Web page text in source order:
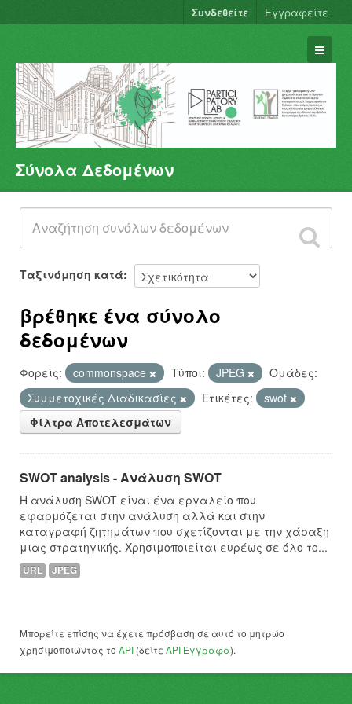
Συνδεθείτε Εγγραφείτε
Σύνολα Δεδομένων
Φορείς
Ομάδες
Σχετικά
Σύνολα Δεδομένων
Ταξινόμηση κατά
βρέθηκε ένα σύνολο
δεδομένων
Φορείς: commonspace Τύποι: JPEG
Ομάδες:
Συμμετοχικές Διαδικασίες
Ετικέτες:
swot
Φίλτρα Αποτελεσμάτων
SWOT analysis - Ανάλυση SWOT
Η ανάλυση SWOT είναι ένα εργαλείο που
εφαρμόζεται στην ανάλυση αλλά και στην
καταγραφή ζητημάτων που σχετίζονται με την χάραξη
μιας στρατηγικής. Χρησιμοποιείται ευρέως σε όλο το...
URL JPEG
Μπορείτε επίσης να έχετε πρόσβαση σε αυτό το μητρώο
χρησιμοποιώντας το API (δείτε API Έγγραφα).